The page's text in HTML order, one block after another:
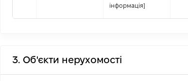
інформація]
3. Об'єкти нерухомості